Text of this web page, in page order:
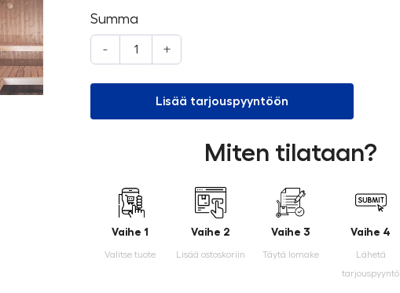
Summa
- +
Lisää tarjouspyyntöön
Miten tilataan?
Vaihe 1
Valitse tuote
Vaihe 2
Lisää ostoskoriin
Vaihe 3
Täytä lomake
Vaihe 4
Lähetä
tarjouspyyntö